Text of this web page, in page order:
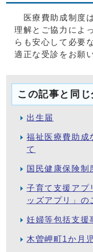
医療費助成制度
理解とご協力によ
らも安心して必要
適正な受診をお願
この記事と同
出生届
福祉医療費助成
て
国民健康保険制
子育て支援アプ
ッズアプリ」の
妊婦等包括支援
木曽岬町1か月